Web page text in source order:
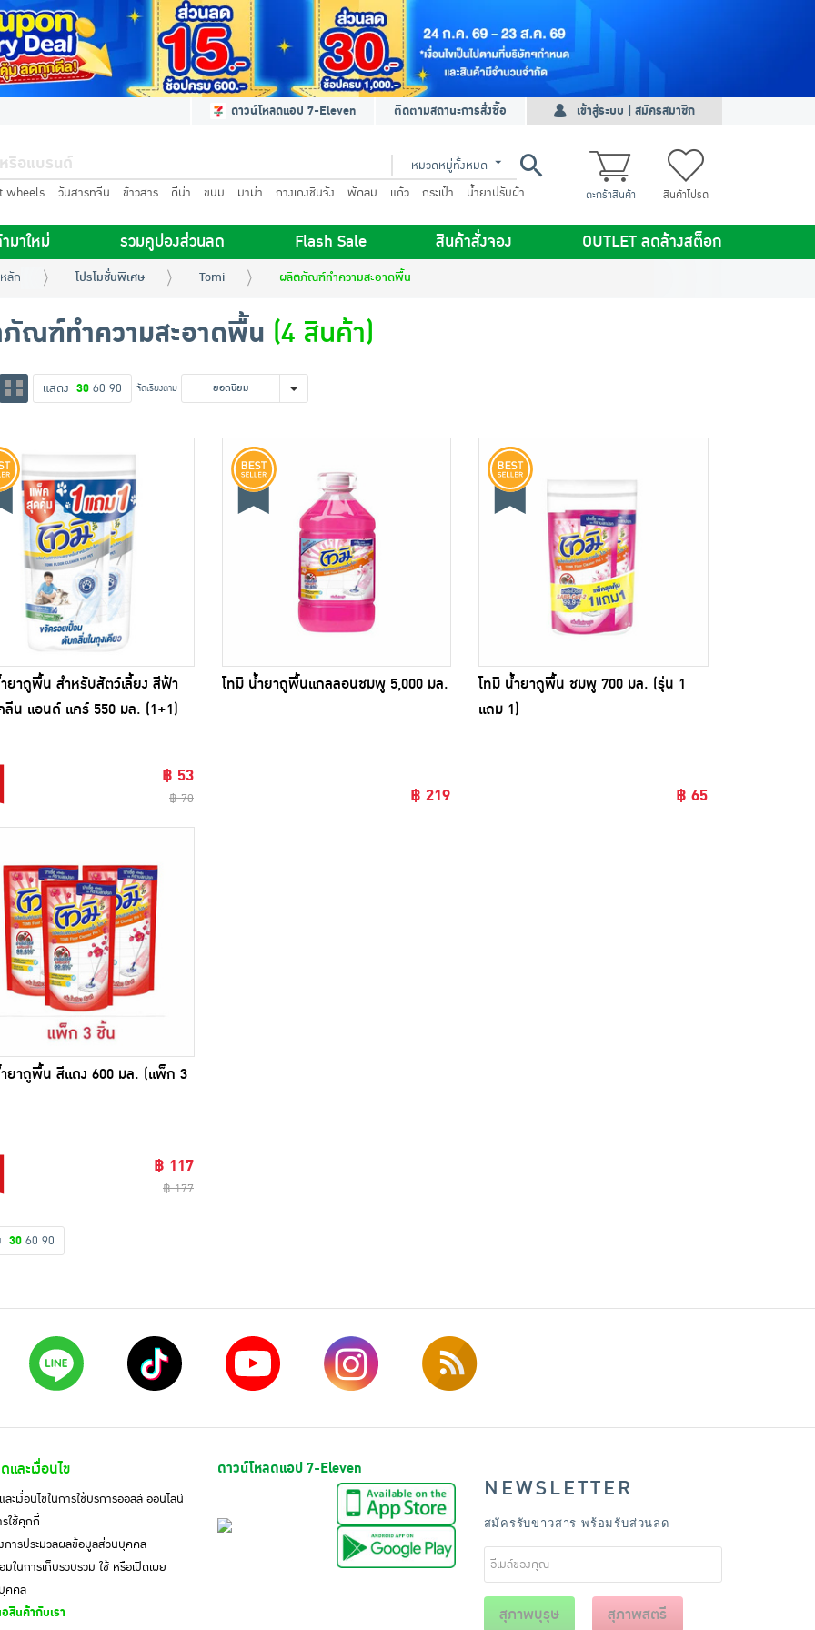
ดาวน์โหลดแอป 7-Eleven ติดตามสถานะการสั่งซื้อ เข้าสู่ระบบ | สมัครสมาชิก
หมวดหมู่ทั้งหมด
wheels วันสารทจีน ข้าวสาร ดีน่า ขนม มาม่า กางเกงชินจัง พัดลม แก้ว กระเป๋า
น้ำยาปรับผ้า
ตะกร้าสินค้า สินค้าโปรด
มาใหม่ รวมคูปองส่วนลด Flash Sale สินค้าสั่งจอง OUTLET ลดล้างสต็อก
ลัก โปรโมชั่นพิเศษ Tomi ผลิตภัณฑ์ทำความสะอาดพื้น
ณฑ์ทำความสะอาดพื้น (4 สินค้า)
แสดง 30 60 90 จัดเรียงตาม ยอดนิยม
ยาถูพื้น สำหรับสัตว์เลี้ยง สีฟ้า
น แอนด์ แคร์ 550 มล. (1+1)
฿ 53
฿ 70
โทมิ น้ำยาถูพื้นแกลลอนชมพู 5,000 มล.
฿ 219
โทมิ น้ำยาถูพื้น ชมพู 700 มล. (รุ่น 1
แถม 1)
฿ 65
ยาถูพื้น สีแดง 600 มล. (แพ็ก 3
฿ 117
฿ 177
30 60 90
ละเงื่อนไข
ะเงื่อนไขในการใช้บริการออลล์ ออนไลน์
ใช้คุกกี้
การประมวลผลข้อมูลส่วนบุคคล
ในการเก็บรวบรวม ใช้ หรือเปิดเผย
คคล
สินค้ากับเรา
ดาวน์โหลดแอป 7-Eleven
NEWSLETTER
สมัครรับข่าวสาร พร้อมรับส่วนลด
สุภาพบุรุษ สุภาพสตรี